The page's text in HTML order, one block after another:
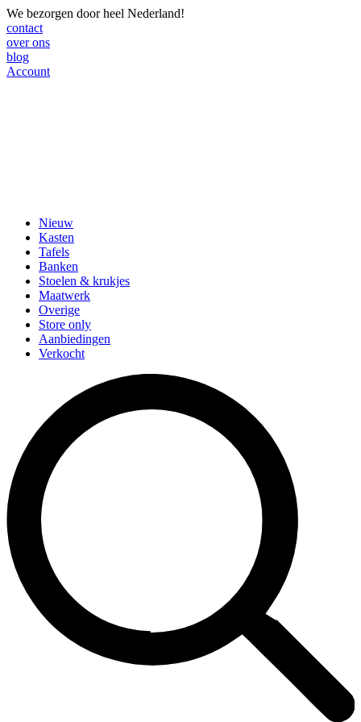
We bezorgen door heel Nederland!
contact
over ons
blog
Account
Nieuw
Kasten
Tafels
Banken
Stoelen & krukjes
Maatwerk
Overige
Store only
Aanbiedingen
Verkocht